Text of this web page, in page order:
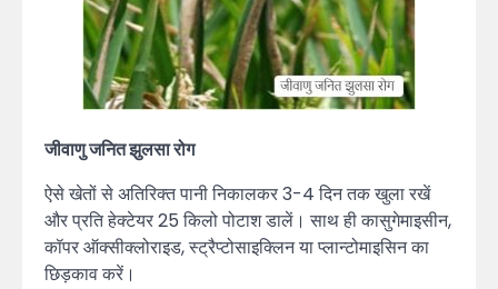
जीवाणु जनित झुलसा रोग
ऐसे खेतों से अतिरिक्त पानी निकालकर 3-4 दिन तक खुला रखें
और प्रति हेक्टेयर 25 किलो पोटाश डालें। साथ ही कासुगेमाइसीन,
कॉपर ऑक्सीक्लोराइड, स्ट्रैप्टोसाइक्लिन या प्लान्टोमाइसिन का
छिड़काव करें।